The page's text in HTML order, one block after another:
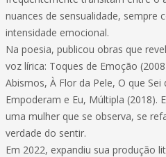
nuances de sensualidade, sempre
intensidade emocional.
Na poesia, publicou obras que
voz lírica: Toques de Emoção
Abismos, À Flor da Pele, O que
Empoderam e Eu, Múltipla (2018).
uma mulher que se observa, se
verdade do sentir.
Em 2022, expandiu sua produção